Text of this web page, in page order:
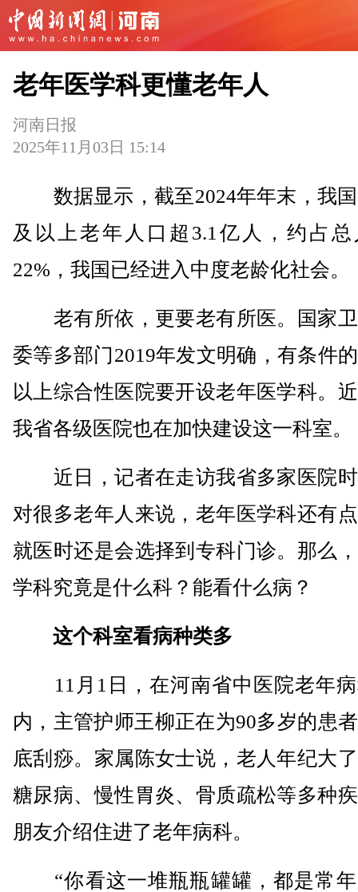
老年医学科更懂老年人
河南日报
2025年11月03日 15:14
数据显示，截至2024年年末，我国
及以上老年人口超3.1亿人，约占总
22%，我国已经进入中度老龄化社会。
老有所依，更要老有所医。国家
委等多部门2019年发文明确，有条件
以上综合性医院要开设老年医学科。
我省各级医院也在加快建设这一科室。
近日，记者在走访我省多家医院
对很多老年人来说，老年医学科还有
就医时还是会选择到专科门诊。那么
学科究竟是什么科？能看什么病？
这个科室看病种类多
11月1日，在河南省中医院老年病
内，主管护师王柳正在为90多岁的患
底刮痧。家属陈女士说，老人年纪大
糖尿病、慢性胃炎、骨质疏松等多种
朋友介绍住进了老年病科。
“你看这一堆瓶瓶罐罐，都是常年